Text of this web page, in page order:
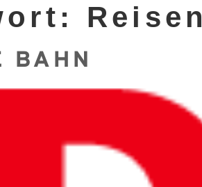
Reisen
BAHN